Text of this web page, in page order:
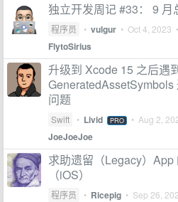
独立开发周记 #33： 9 月
程序员 • vulgur • Oct 4, 2023
FlytoSirius
升级到 Xcode 15 之后遇
问题
Swift • Livid PRO • Aug 2,
JoeJoeJoe
求助遗留（Legacy）App
（iOS）
程序员 • Ricepig • Sep 26,